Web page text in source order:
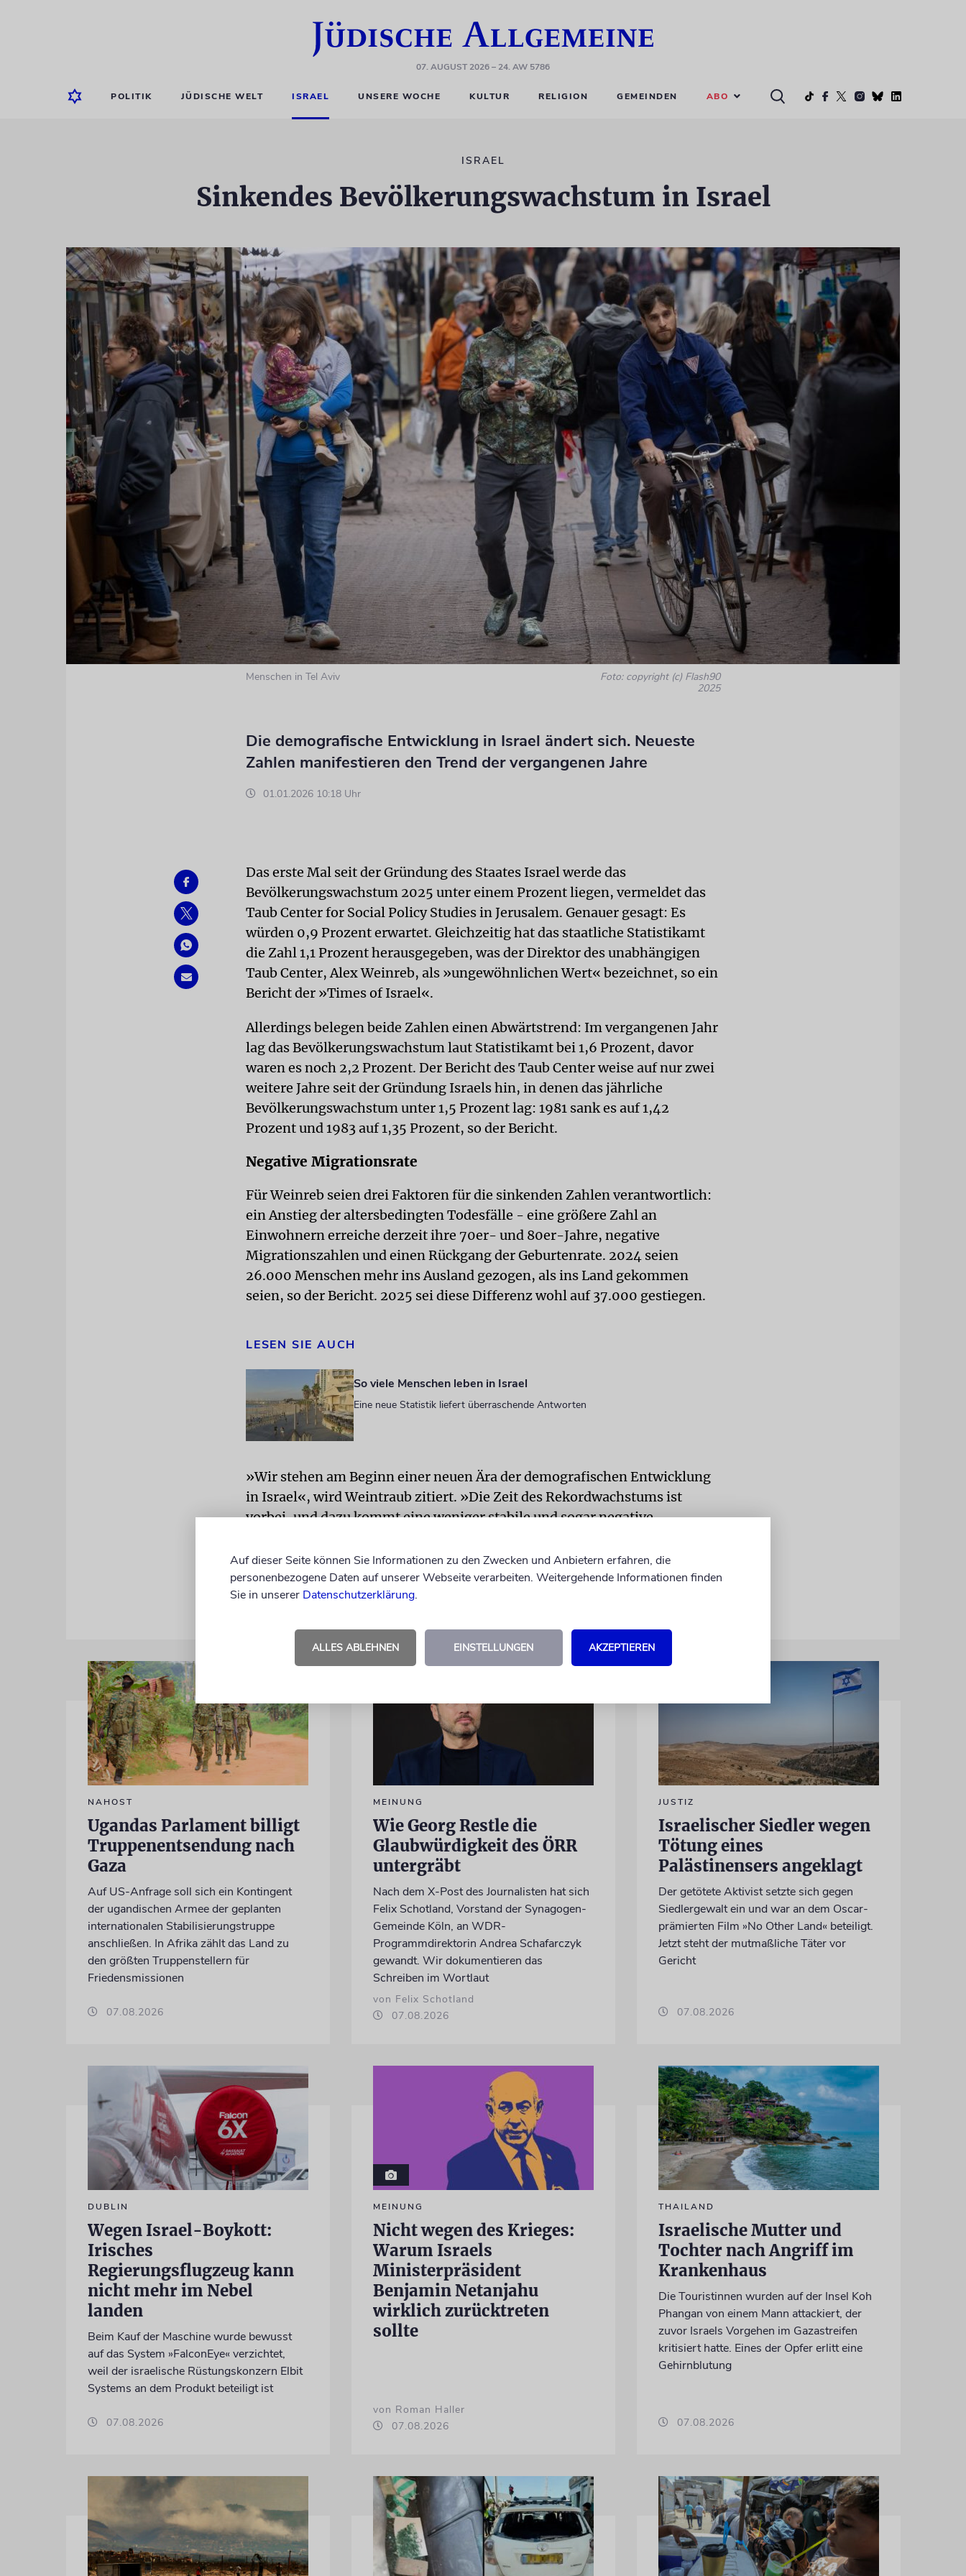
07. AUGUST 2026– 24. AW 5786
POLITIK JÜDISCHE WELT ISRAEL UNSERE WOCHE KULTUR RELIGION GEMEINDEN ABO
ISRAEL
Sinkendes Bevölkerungswachstum in Israel
Menschen in Tel Aviv
Foto: copyright (c) Flash90
2025
Die demografische Entwicklung in Israel ändert sich. Neueste
Zahlen manifestieren den Trend der vergangenen Jahre
01.01.2026 10:18 Uhr
Das erste Mal seit der Gründung des Staates Israel werde das
Bevölkerungswachstum 2025 unter einem Prozent liegen, vermeldet das
Taub Center for Social Policy Studies in Jerusalem. Genauer gesagt: Es
würden 0,9 Prozent erwartet. Gleichzeitig hat das staatliche Statistikamt
die Zahl 1,1 Prozent herausgegeben, was der Direktor des unabhängigen
Taub Center, Alex Weinreb, als »ungewöhnlichen Wert« bezeichnet, so ein
Bericht der »Times of Israel«.
Allerdings belegen beide Zahlen einen Abwärtstrend: Im vergangenen Jahr
lag das Bevölkerungswachstum laut Statistikamt bei 1,6 Prozent, davor
waren es noch 2,2 Prozent. Der Bericht des Taub Center weise auf nur zwei
weitere Jahre seit der Gründung Israels hin, in denen das jährliche
Bevölkerungswachstum unter 1,5 Prozent lag: 1981 sank es auf 1,42
Prozent und 1983 auf 1,35 Prozent, so der Bericht.
Negative Migrationsrate
Für Weinreb seien drei Faktoren für die sinkenden Zahlen verantwortlich:
ein Anstieg der altersbedingten Todesfälle - eine größere Zahl an
Einwohnern erreiche derzeit ihre 70er- und 80er-Jahre, negative
Migrationszahlen und einen Rückgang der Geburtenrate. 2024 seien
26.000 Menschen mehr ins Ausland gezogen, als ins Land gekommen
seien, so der Bericht. 2025 sei diese Differenz wohl auf 37.000 gestiegen.
LESEN SIE AUCH
So viele Menschen leben in Israel
Eine neue Statistik liefert überraschende Antworten
»Wir stehen am Beginn einer neuen Ära der demografischen Entwicklung
in Israel«, wird Weintraub zitiert. »Die Zeit des Rekordwachstums ist
vorbei, und dazu kommt eine weniger stabile und sogar negative
Mustern darstellen.«ja
NAHOST
Ugandas Parlament billigt
Truppenentsendung nach
Gaza
Auf US-Anfrage soll sich ein Kontingent
der ugandischen Armee der geplanten
internationalen Stabilisierungstruppe
anschließen. In Afrika zählt das Land zu
den größten Truppenstellern für
Friedensmissionen
07.08.2026
MEINUNG
Wie Georg Restle die
Glaubwürdigkeit des ÖRR
untergräbt
Nach dem X-Post des Journalisten hat sich
Felix Schotland, Vorstand der Synagogen-
Gemeinde Köln, an WDR-
Programmdirektorin Andrea Schafarczyk
gewandt. Wir dokumentieren das
Schreiben im Wortlaut
von Felix Schotland
07.08.2026
JUSTIZ
Israelischer Siedler wegen
Tötung eines
Palästinensers angeklagt
Der getötete Aktivist setzte sich gegen
Siedlergewalt ein und war an dem Oscar-
prämierten Film »No Other Land« beteiligt.
Jetzt steht der mutmaßliche Täter vor
Gericht
07.08.2026
DUBLIN
Wegen Israel-Boykott:
Irisches
Regierungsflugzeug kann
nicht mehr im Nebel
landen
Beim Kauf der Maschine wurde bewusst
auf das System »FalconEye« verzichtet,
weil der israelische Rüstungskonzern Elbit
Systems an dem Produkt beteiligt ist
07.08.2026
MEINUNG
Nicht wegen des Krieges:
Warum Israels
Ministerpräsident
Benjamin Netanjahu
wirklich zurücktreten
sollte
von Roman Haller
07.08.2026
THAILAND
Israelische Mutter und
Tochter nach Angriff im
Krankenhaus
Die Touristinnen wurden auf der Insel Koh
Phangan von einem Mann attackiert, der
zuvor Israels Vorgehen im Gazastreifen
kritisiert hatte. Eines der Opfer erlitt eine
Gehirnblutung
07.08.2026
Auf dieser Seite können Sie Informationen zu den Zwecken und Anbietern erfahren, die
personenbezogene Daten auf unserer Webseite verarbeiten. Weitergehende Informationen finden
Sie in unserer Datenschutzerklärung.
ALLES ABLEHNEN EINSTELLUNGEN AKZEPTIEREN